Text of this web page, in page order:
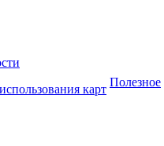
карт
Полезное